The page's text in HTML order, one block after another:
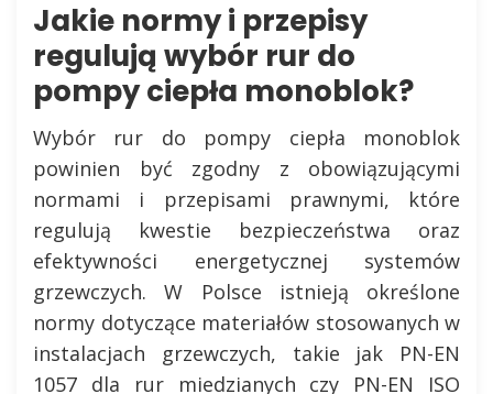
Jakie normy i przepisy
regulują wybór rur do
pompy ciepła monoblok?
Wybór rur do pompy ciepła monoblok
powinien być zgodny z obowiązującymi
normami i przepisami prawnymi, które
regulują kwestie bezpieczeństwa oraz
efektywności energetycznej systemów
grzewczych. W Polsce istnieją określone
normy dotyczące materiałów stosowanych w
instalacjach grzewczych, takie jak PN-EN
1057 dla rur miedzianych czy PN-EN ISO